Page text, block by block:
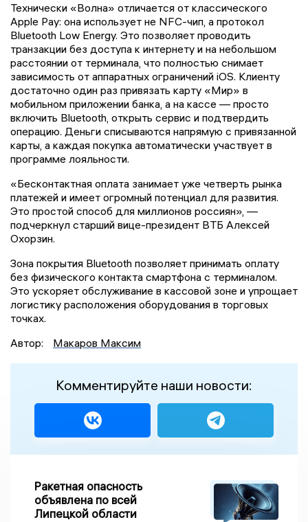
Технически «Волна» отличается от классического
Apple Pay: она использует не NFC-чип, а протокол
Bluetooth Low Energy. Это позволяет проводить
транзакции без доступа к интернету и на небольшом
расстоянии от терминала, что полностью снимает
зависимость от аппаратных ограничений iOS. Клиенту
достаточно один раз привязать карту «Мир» в
мобильном приложении банка, а на кассе — просто
включить Bluetooth, открыть сервис и подтвердить
операцию. Деньги списываются напрямую с привязанной
карты, а каждая покупка автоматически участвует в
программе лояльности.
«Бесконтактная оплата занимает уже четверть рынка
платежей и имеет огромный потенциал для развития.
Это простой способ для миллионов россиян», —
подчеркнул старший вице-президент ВТБ Алексей
Охорзин.
Зона покрытия Bluetooth позволяет принимать оплату
без физического контакта смартфона с терминалом.
Это ускоряет обслуживание в кассовой зоне и упрощает
логистику расположения оборудования в торговых
точках.
Автор:
Макаров Максим
Комментируйте наши новости:
Ракетная опасность
объявлена по всей
Липецкой области